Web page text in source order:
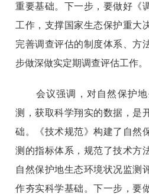
重要基础。下一步，要做好《
工作，支撑国家生态保护重大
完善调查评估的制度体系、方
步做深做实定期调查评估工作。
会议强调，对自然保护地
测，获取科学翔实的数据，是
础。《技术规范》构建了自然
测的指标体系，规范了技术方
自然保护地生态环境状况监测
作夯实科学基础。下一步，要